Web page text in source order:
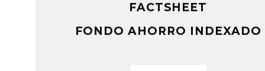
FACTSHEET
FONDO AHORRO INDEXADO